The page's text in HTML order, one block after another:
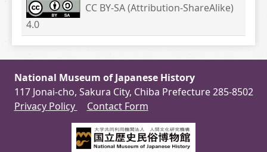
CC BY-SA (Attribution-ShareAlike)
4.0
National Museum of Japanese History
117 Jonai-cho, Sakura City, Chiba Prefecture 285-8502
Privacy Policy
Contact Form